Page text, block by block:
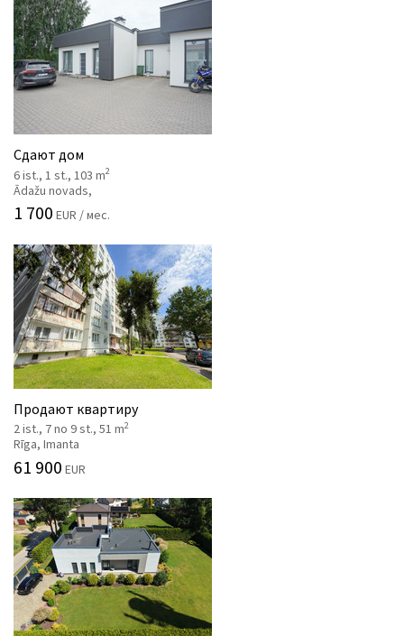
Услуги
Kонтакты
Сдают дом
6 ist., 1 st., 103 m2
Ādažu novads,
1 700 EUR / мес.
Продают квартиру
2 ist., 7 no 9 st., 51 m2
Rīga, Imanta
61 900 EUR